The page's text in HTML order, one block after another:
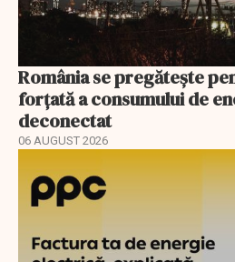
România se pregătește
forțată a consumului de
deconectat
06 AUGUST 2026